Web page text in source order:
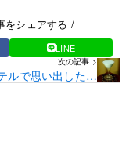
をシェアする /
LINE
次の記事 >
ルで思い出したこ